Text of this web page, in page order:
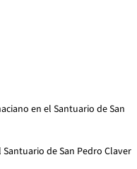
en el Santuario de San
de San Pedro Claver